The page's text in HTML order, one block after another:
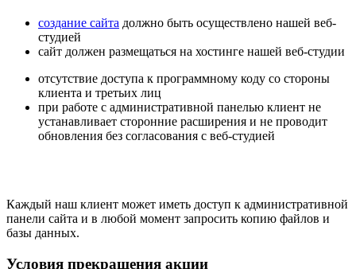
создание сайта должно быть осуществлено нашей веб-
студией
сайт должен размещаться на хостинге нашей веб-студии
отсутствие доступа к программному коду со стороны
клиента и третьих лиц
при работе с административной панелью клиент не
устанавливает сторонние расширения и не проводит
обновления без согласования с веб-студией
Каждый наш клиент может иметь доступ к административной
панели сайта и в любой момент запросить копию файлов и
базы данных.
Условия прекращения акции